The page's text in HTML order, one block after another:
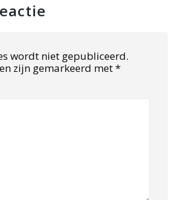
wordt niet gepubliceerd.
zijn gemarkeerd met*